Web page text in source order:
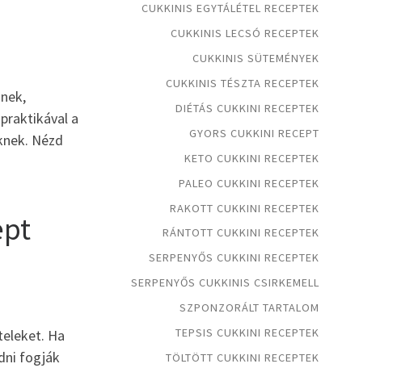
a
Nézd
Ha
fogják
CUKKINIS EGYTÁLÉTEL RECEPTEK
CUKKINIS LECSÓ RECEPTEK
CUKKINIS SÜTEMÉNYEK
CUKKINIS TÉSZTA RECEPTEK
DIÉTÁS CUKKINI RECEPTEK
GYORS CUKKINI RECEPT
KETO CUKKINI RECEPTEK
PALEO CUKKINI RECEPTEK
RAKOTT CUKKINI RECEPTEK
RÁNTOTT CUKKINI RECEPTEK
SERPENYŐS CUKKINI RECEPTEK
SERPENYŐS CUKKINIS CSIRKEMELL
SZPONZORÁLT TARTALOM
TEPSIS CUKKINI RECEPTEK
TÖLTÖTT CUKKINI RECEPTEK